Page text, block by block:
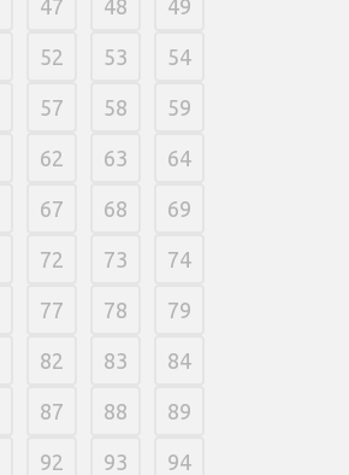
47 48 49
52 53 54
57 58 59
62 63 64
67 68 69
72 73 74
77 78 79
82 83 84
87 88 89
92 93 94